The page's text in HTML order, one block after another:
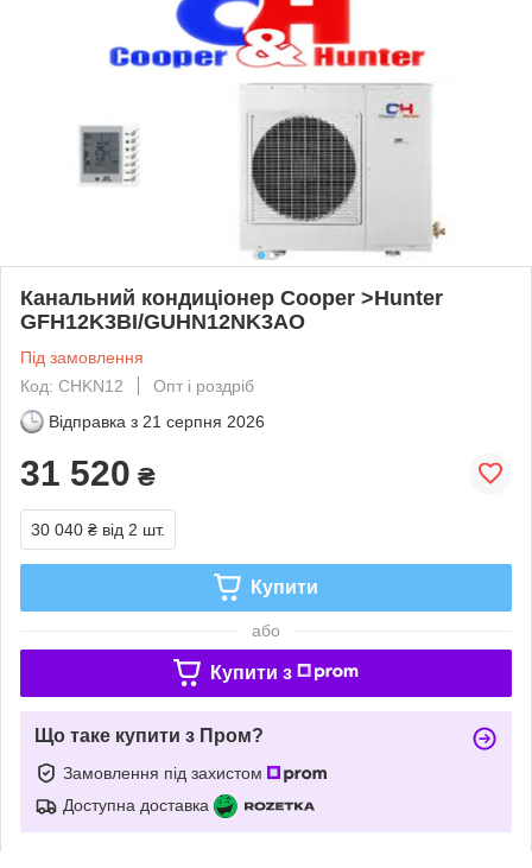
Канальний кондиціонер Cooper >Hunter
GFH12K3BI/GUHN12NK3AO
Під замовлення
Код: CHKN12
Опт і роздріб
Відправка з 21 серпня 2026
31 520 ₴
30 040 ₴ від 2 шт.
Купити
або
Купити з
Що таке купити з Пром?
Замовлення під захистом
Доступна доставка